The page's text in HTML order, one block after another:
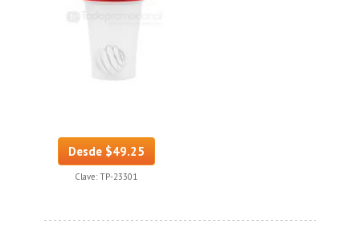
Desde $49.25
Clave: TP-23301